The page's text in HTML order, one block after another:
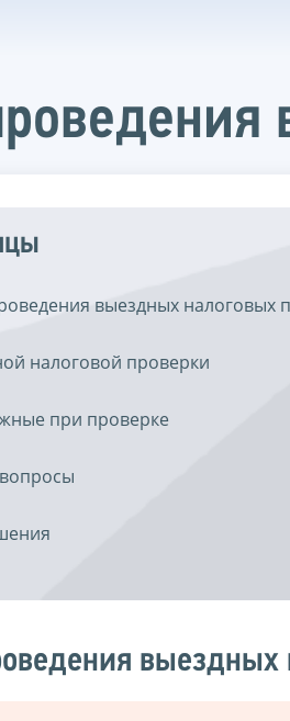
выездных налоговых
налоговой проверки
при проверке
выездных